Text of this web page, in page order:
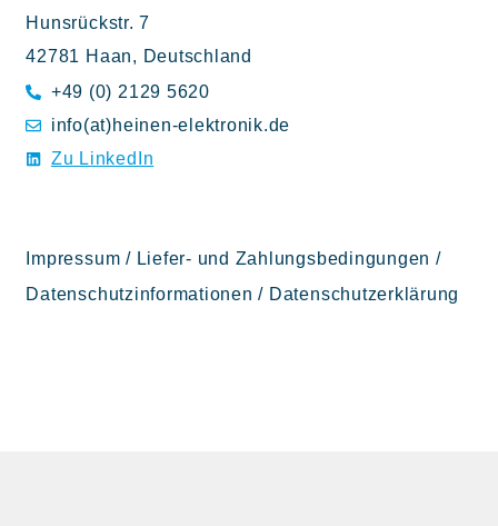
Hunsrückstr. 7
42781 Haan, Deutschland
+49 (0) 2129 5620
info(at)heinen-elektronik.de
Zu LinkedIn
Impressum/ Liefer- und Zahlungsbedingungen /
Datenschutzinformationen/ Datenschutzerklärung